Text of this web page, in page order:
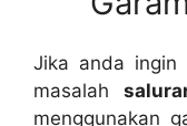
Jіkа аndа
masalah
menggunakan